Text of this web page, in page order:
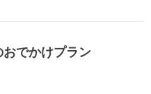
でかけプラン